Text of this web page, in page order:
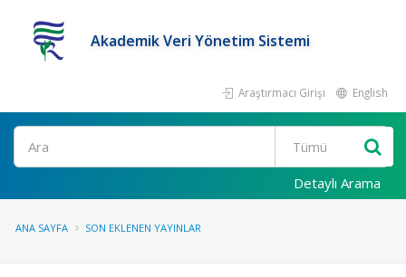
Akademik Veri Yönetim Sistemi
Araştırmacı Girişi English
Ara
Detaylı Arama
ANA SAYFA SON EKLENEN YAYINLAR